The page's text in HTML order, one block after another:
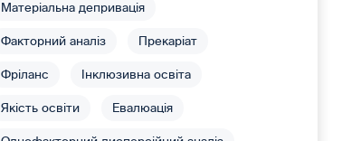
Матеріальна депривація
Факторний аналіз Прекаріат
Фріланс Інклюзивна освіта
Якість освіти Евалюація